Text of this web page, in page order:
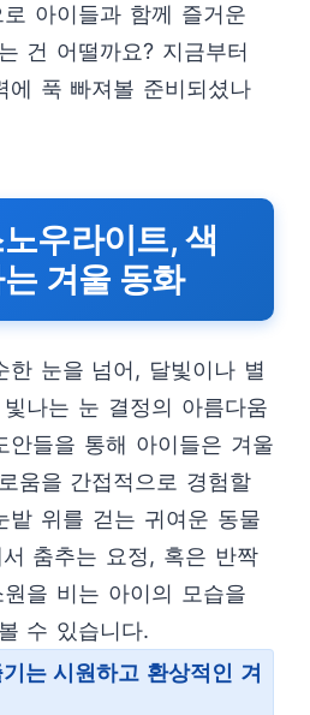
아이들과 함께 즐거운
건 어떨까요? 지금부터
에 푹 빠져볼 준비되셨나
우라이트, 색
겨울 동화
한 눈을 넘어, 달빛이나 별
나는 눈 결정의 아름다움
안들을 통해 아이들은 겨울
움을 간접적으로 경험할
밭 위를 걷는 귀여운 동물
춤추는 요정, 혹은 반짝
을 비는 아이의 모습을
수 있습니다.
는 시원하고 환상적인 겨